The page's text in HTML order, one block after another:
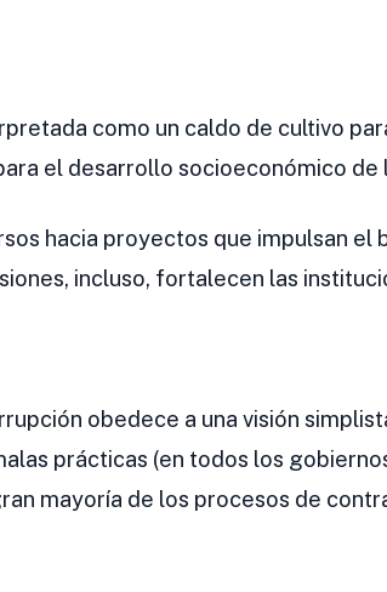
como un caldo de cultivo
el desarrollo socioeconómico de
hacia proyectos que impulsan el
incluso, fortalecen las
obedece a una visión
prácticas (en todos los
mayoría de los procesos de